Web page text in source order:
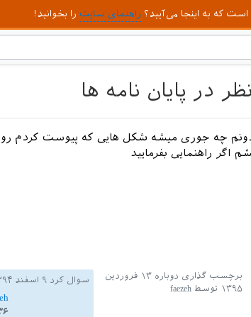
است که به اینجا می‌آیید؟ راهنمای سایت را بخوانید!
در پایان نامه ها
چه جوری میشه شکل هایی که پیوست کردم رو
اگر راهنمایی بفرمایید
برچسب گذاری دوباره
۱۳ فروردین
۱۳۹۵ توسط faezeh
سوال کرد ۹ اسفند ۱۳۹۴